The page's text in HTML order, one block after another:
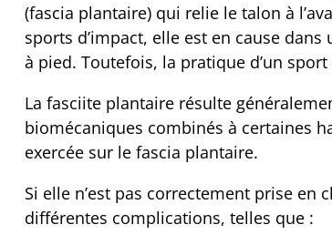
(fascia plantaire) qui relie le talon à
sports d’impact, elle est en cause
à pied. Toutefois, la pratique d’un
La fasciite plantaire résulte
biomécaniques combinés à certaines
exercée sur le fascia plantaire.
Si elle n’est pas correctement prise en
différentes complications, telles que :